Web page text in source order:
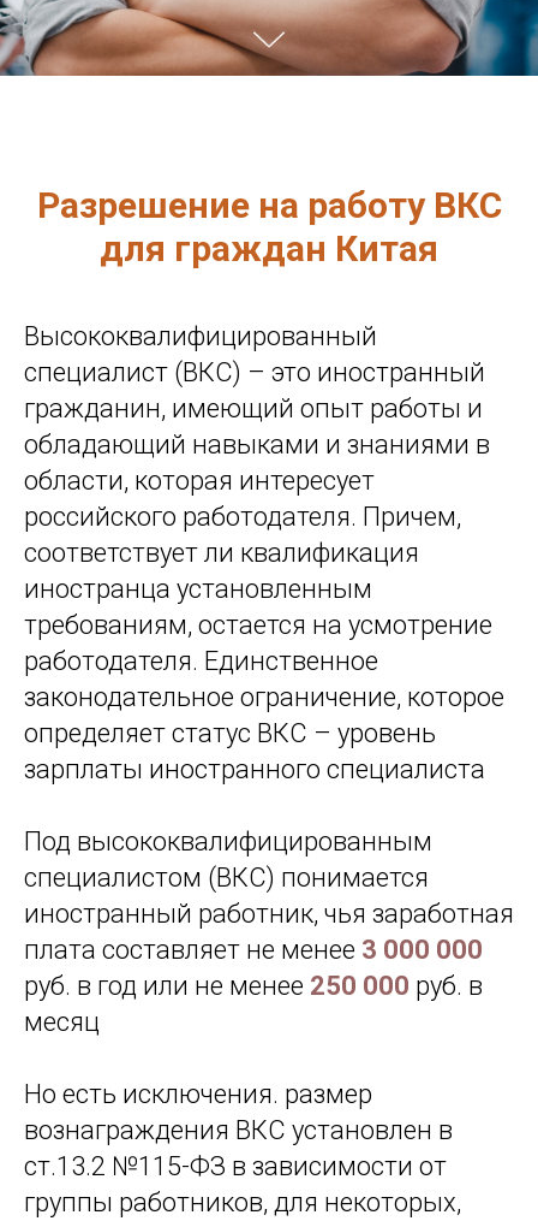
Разрешение на работу ВКС
для граждан Китая
Высококвалифицированный
специалист (ВКС) – это иностранный
гражданин, имеющий опыт работы и
обладающий навыками и знаниями в
области, которая интересует
российского работодателя. Причем,
соответствует ли квалификация
иностранца установленным
требованиям, остается на усмотрение
работодателя. Единственное
законодательное ограничение, которое
определяет статус ВКС – уровень
зарплаты иностранного специалиста
Под высококвалифицированным
специалистом (ВКС) понимается
иностранный работник, чья заработная
плата составляет не менее 3 000 000
руб. в год или не менее 250 000 руб. в
месяц
Но есть исключения. размер
вознаграждения ВКС установлен в
ст.13.2 №115-ФЗ в зависимости от
группы работников, для некоторых,